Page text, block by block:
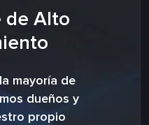
de Alto
mayoría de
dueños y
propio